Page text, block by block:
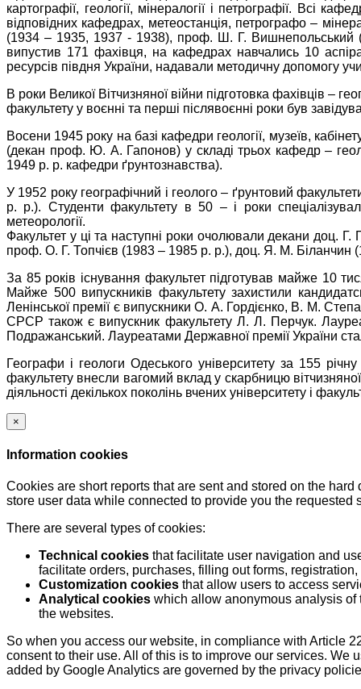
картографії, геології, мінералогії і петрографії. Всі
відповідних кафедрах, метеостанція, петрографо –
(1934 – 1935, 1937 - 1938), проф. Ш. Г. Вишнепольський
випустив 171 фахівця, на кафедрах навчались 10
ресурсів півдня України, надавали методичну допомогу
В роки Великої Вітчизняної війни підготовка фахівців –
факультету у воєнні та перші післявоєнні роки був
Восени 1945 року на базі кафедри геології, музеїв,
(декан проф. Ю. А. Гапонов) у складі трьох кафедр –
1949 р. р. кафедри ґрунтознавства).
У 1952 року географічний і геолого – ґрунтовий
р. р.). Студенти факультету в 50 – і роки
метеорології.
Факультет у ці та наступні роки очолювали декани доц.
проф. О. Г. Топчієв (1983 – 1985 р. р.), доц. Я. М.
За 85 років існування факультет підготував майже 10
Майже 500 випускників факультету захистили
Ленінської премії є випускники О. А. Гордієнко, В. М.
СРСР також є випускник факультету Л. Л. Перчук.
Подражанський. Лауреатами Державної премії України
Географи і геологи Одеського університету за 155
факультету внесли вагомий вклад у скарбницю вітчизняної
діяльності декількох поколінь вчених університету і
×
Information cookies
Cookies are short reports that are sent and stored on the
store user data while connected to provide you the
There are several types of cookies:
Technical cookies that facilitate user navigation and
facilitate orders, purchases, filling out forms,
Customization cookies that allow users to access
Analytical cookies which allow anonymous analysis
the websites.
So when you access our website, in compliance with Article
consent to their use. All of this is to improve our services.
added by Google Analytics are governed by the privacy